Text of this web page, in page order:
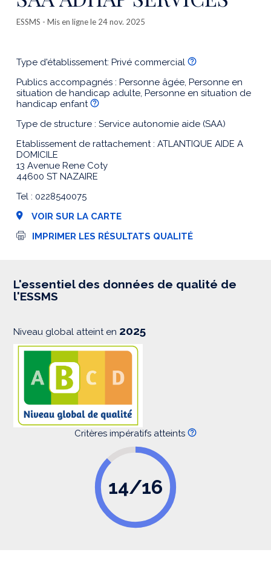
ESSMS - Mis en ligne le 24 nov. 2025
Type d'établissement: Privé commercial
Publics accompagnés : Personne âgée, Personne en
situation de handicap adulte, Personne en situation de
handicap enfant
Type de structure : Service autonomie aide (SAA)
Etablissement de rattachement : ATLANTIQUE AIDE A
DOMICILE
13 Avenue Rene Coty
44600 ST NAZAIRE
Tel : 0228540075
VOIR SUR LA CARTE
I
s
i
IMPRIMER LES RÉSULTATS QUALITÉ
L'essentiel des données de qualité de
l'ESSMS
Niveau global atteint en 2025
Critères impératifs atteints
14/16